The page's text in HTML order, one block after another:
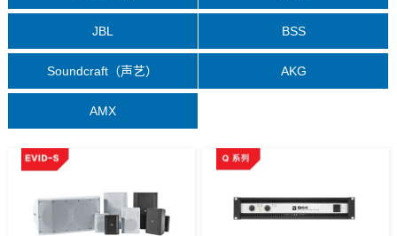
JBL BSS
Soundcraft（声艺） AKG
AMX